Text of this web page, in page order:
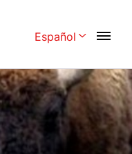
Español